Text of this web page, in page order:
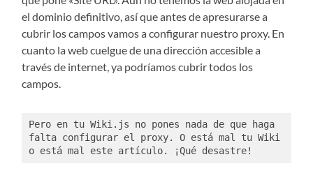
el dominio definitivo, así que antes de apresurarse a
cubrir los campos vamos a configurar nuestro proxy. En
cuanto la web cuelgue de una dirección accesible a
través de internet, ya podríamos cubrir todos los
campos.
Pero en tu Wiki.js no pones nada de que haga
falta configurar el proxy. O está mal tu Wiki
o está mal este artículo. ¡Qué desastre!